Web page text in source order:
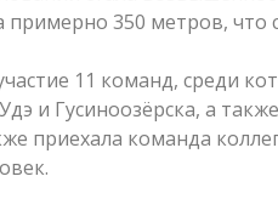
350 метров, что
11 команд, среди
и Гусиноозёрска, а
приехала команда